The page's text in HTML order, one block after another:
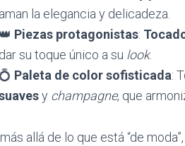
aman la elegancia y delicadeza.
​👑 Piezas protagonistas:
dar su toque único a su look.
​💍 Paleta de color sofisticada:
y champagne, que
allá de lo que está “de